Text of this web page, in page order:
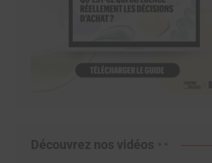
Découvrez nos vidéos